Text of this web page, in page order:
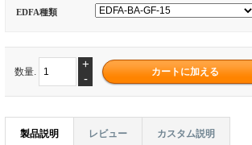
EDFA種類
数量.
+
-
製品説明 レビュー カスタム説明